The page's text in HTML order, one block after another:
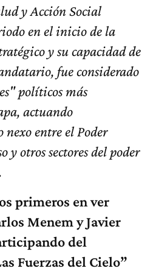
y Acción Social
en el inicio de la
y su capacidad de
fue considerado
políticos más
actuando
nexo entre el Poder
y otros sectores del poder
primeros en ver
Menem y Javier
del
Fuerzas del Cielo”